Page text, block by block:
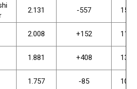
2.131 -557
2.008 +152
1.881 +408
1.757 -85